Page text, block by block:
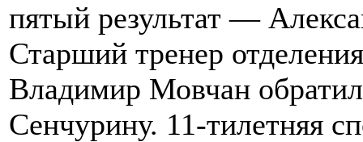
пятый результат —
Старший тренер
Владимир Мовчан
Сенчурину. 11-тилетняя